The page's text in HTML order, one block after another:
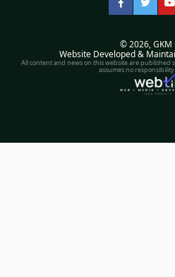
Facebook
© 2026,GKM
Website Developed &
All content and news on this website are published
assumes no